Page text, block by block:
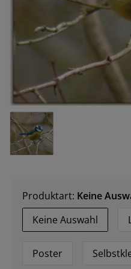
Produktart: Keine
Keine Auswahl
Poster